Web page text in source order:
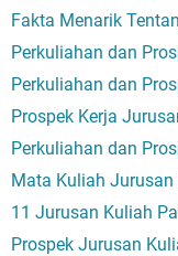
Fakta Menarik
Perkuliahan dan
Perkuliahan dan
Prospek Kerja
Perkuliahan dan
Mata Kuliah Jurusan
11 Jurusan Kuliah
Prospek Jurusan